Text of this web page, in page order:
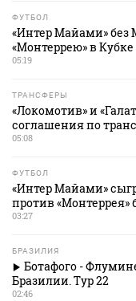
ФУТБОЛ
«Интер Майами» без
«Монтеррею» в
05:19
ТРАНСФЕРЫ
«Локомотив» и
соглашения по
05:08
ФУТБОЛ
«Интер Майами»
против «Монтеррея»
03:27
БРАЗИЛИЯ
Ботафого -
Бразилии. Тур 22
02:46